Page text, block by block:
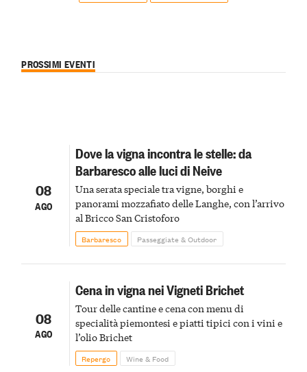
PROSSIMI EVENTI
08
AGO
Dove la vigna incontra le stelle: da
Barbaresco alle luci di Neive
Una serata speciale tra vigne, borghi e
panorami mozzafiato delle Langhe, con l’arrivo
al Bricco San Cristoforo
Barbaresco Passeggiate & Outdoor
08
AGO
Cena in vigna nei Vigneti Brichet
Tour delle cantine e cena con menu di
specialità piemontesi e piatti tipici con i vini e
l’olio Brichet
Repergo Wine & Food